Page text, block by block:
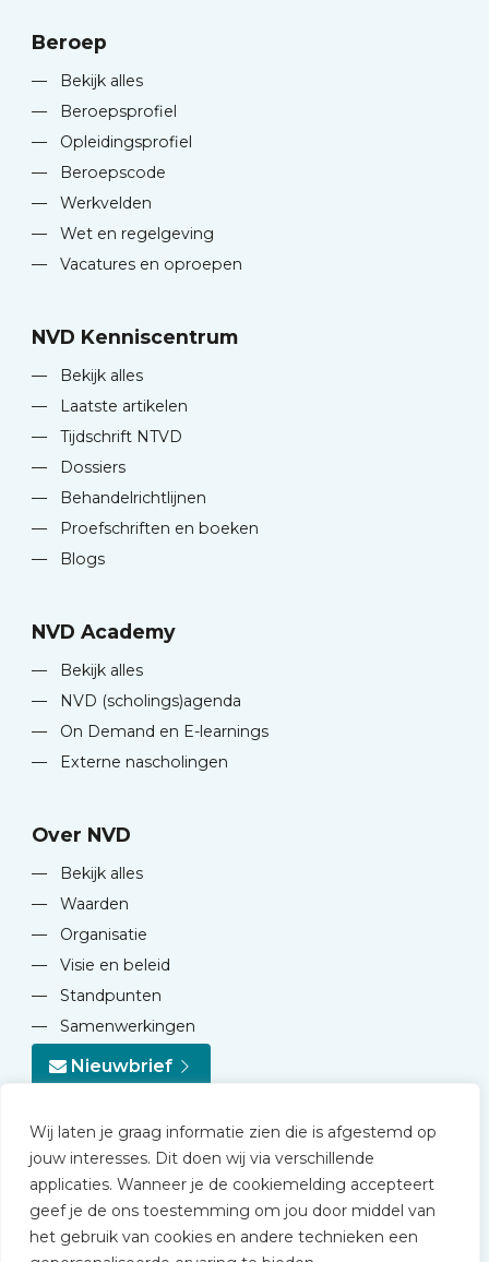
Wij laten je graag informatie zien die is afgestemd op
jouw interesses. Dit doen wij via verschillende
applicaties. Wanneer je de cookiemelding accepteert
geef je de ons toestemming om jou door middel van
het gebruik van cookies en andere technieken een
Beroep
—
Bekijk alles
—
Beroepsprofiel
—
Opleidingsprofiel
—
Beroepscode
—
Werkvelden
—
Wet en regelgeving
—
Vacatures en oproepen
NVD Kenniscentrum
—
Bekijk alles
—
Laatste artikelen
—
Tijdschrift NTVD
—
Dossiers
—
Behandelrichtlijnen
—
Proefschriften en boeken
—
Blogs
NVD Academy
—
Bekijk alles
—
NVD (scholings)agenda
—
On Demand en E-learnings
—
Externe nascholingen
Over NVD
—
Bekijk alles
—
Waarden
—
Organisatie
—
Visie en beleid
—
Standpunten
—
Samenwerkingen
Nieuwbrief
© 2026 NVD
Privacy statement